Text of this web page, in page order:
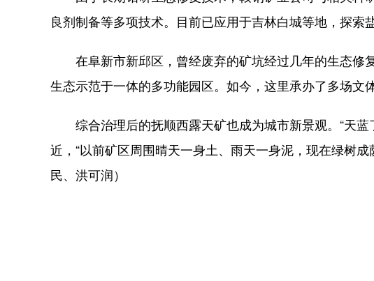
良剂制备等多项技术。目前已应用于吉林白城等地，探索
在阜新市新邱区，曾经废弃的矿坑经过几年的生态修
生态示范于一体的多功能园区。如今，这里承办了多场文
综合治理后的抚顺西露天矿也成为城市新景观。“天蓝
近，“以前矿区周围晴天一身土、雨天一身泥，现在绿树
民、洪可润）